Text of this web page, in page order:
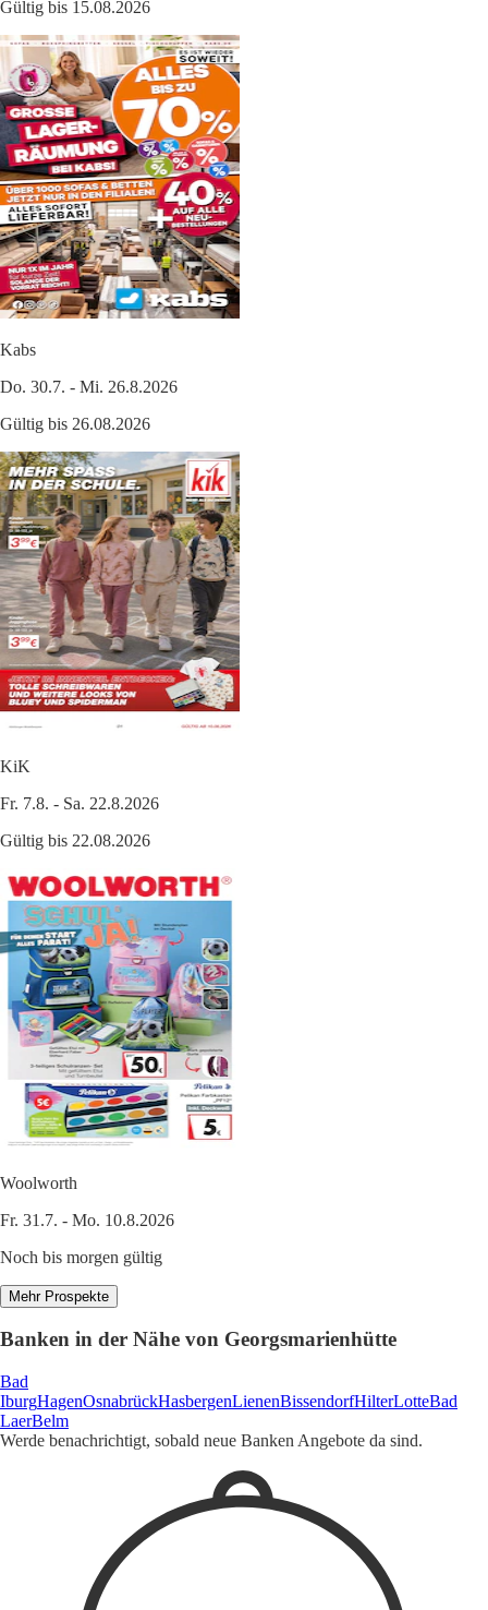
Gültig bis 15.08.2026
Kabs
Do. 30.7. - Mi. 26.8.2026
Gültig bis 26.08.2026
KiK
Fr. 7.8. - Sa. 22.8.2026
Gültig bis 22.08.2026
Woolworth
Fr. 31.7. - Mo. 10.8.2026
Noch bis morgen gültig
Mehr Prospekte
Banken in der Nähe von Georgsmarienhütte
Bad
IburgHagenOsnabrückHasbergenLienenBissendorfHilterLotteBad
LaerBelm
Werde benachrichtigt, sobald neue Banken Angebote da sind.